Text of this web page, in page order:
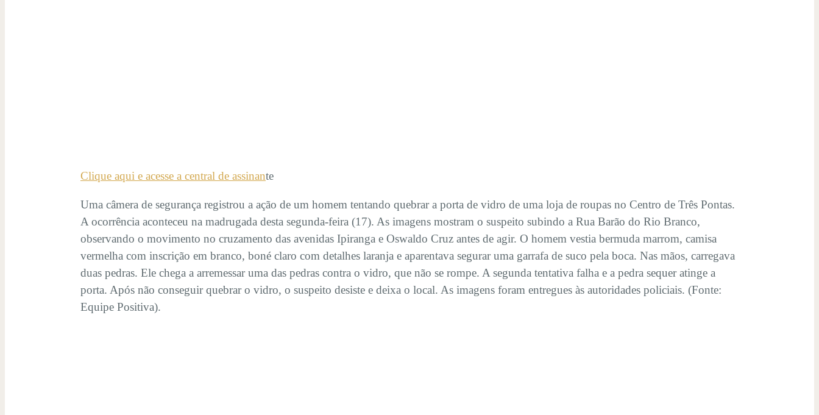
Clique aqui e acesse a central de assinante
Uma câmera de segurança registrou a ação de um homem tentando quebrar a porta de vidro de uma loja de roupas no Centro de Três Pontas.
A ocorrência aconteceu na madrugada desta segunda-feira (17). As imagens mostram o suspeito subindo a Rua Barão do Rio Branco,
observando o movimento no cruzamento das avenidas Ipiranga e Oswaldo Cruz antes de agir. O homem vestia bermuda marrom, camisa
vermelha com inscrição em branco, boné claro com detalhes laranja e aparentava segurar uma garrafa de suco pela boca. Nas mãos, carregava
duas pedras. Ele chega a arremessar uma das pedras contra o vidro, que não se rompe. A segunda tentativa falha e a pedra sequer atinge a
porta. Após não conseguir quebrar o vidro, o suspeito desiste e deixa o local. As imagens foram entregues às autoridades policiais. (Fonte:
Equipe Positiva).